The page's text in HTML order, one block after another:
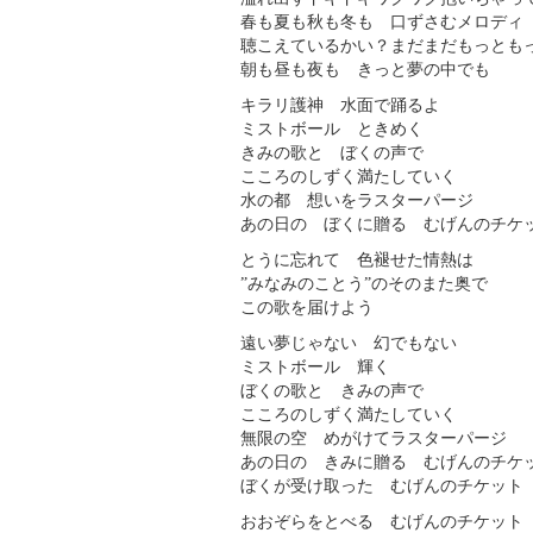
春も夏も秋も冬も 口ずさむメロディ
聴こえているかい？まだまだもっとも
朝も昼も夜も きっと夢の中でも
キラリ護神 水面で踊るよ
ミストボール ときめく
きみの歌と ぼくの声で
こころのしずく満たしていく
水の都 想いをラスターパージ
あの日の ぼくに贈る むげんのチケ
とうに忘れて 色褪せた情熱は
”みなみのことう”のそのまた奥で
この歌を届けよう
遠い夢じゃない 幻でもない
ミストボール 輝く
ぼくの歌と きみの声で
こころのしずく満たしていく
無限の空 めがけてラスターパージ
あの日の きみに贈る むげんのチケ
ぼくが受け取った むげんのチケット
おおぞらをとべる むげんのチケット